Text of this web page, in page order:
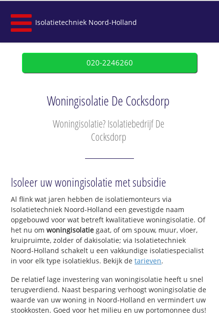
Isolatietechniek Noord-Holland
020-2246260
Woningisolatie De Cocksdorp
Woningisolatie? Isolatiebedrijf De
Cocksdorp
Isoleer uw woningisolatie met subsidie
Al flink wat jaren hebben de isolatiemonteurs via
Isolatietechniek Noord-Holland een gevestigde naam
opgebouwd voor wat betreft kwalitatieve woningisolatie. Of
het nu omwoningisolatie gaat, of om spouw, muur, vloer,
kruipruimte, zolder of dakisolatie; via Isolatietechniek
Noord-Holland schakelt u een vakkundige isolatiespecialist
in voor elk type isolatieklus. Bekijk detarieven.
De relatief lage investering van woningisolatie heeft u snel
terugverdiend. Naast besparing verhoogt woningisolatie de
waarde van uw woning in Noord-Holland en vermindert uw
stookkosten. Goed voor het milieu en uw portomonnee dus!